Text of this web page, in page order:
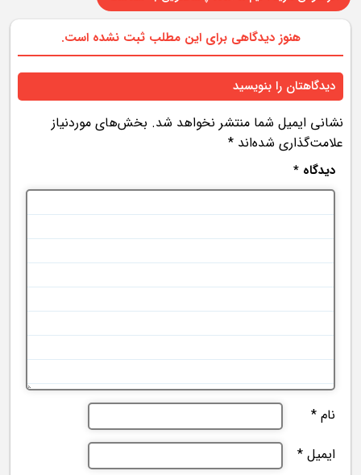
هنوز دیدگاهی برای این مطلب ثبت نشده است.
دیدگاهتان را بنویسید
نشانی ایمیل شما منتشر نخواهد شد. بخش‌های موردنیاز
علامت‌گذاری شده‌اند *
دیدگاه *
نام *
ایمیل *